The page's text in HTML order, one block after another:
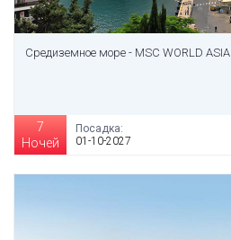
Средиземное море - MSC WORLD ASIA
7
Ночей
Посадка:
01-10-2027